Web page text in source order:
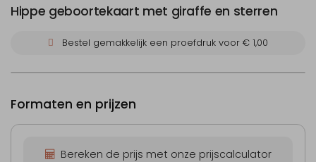
Hippe geboortekaart met giraffe en sterren
Bestel gemakkelijk een proefdruk voor € 1,00
Formaten en prijzen
Bereken de prijs met onze prijscalculator